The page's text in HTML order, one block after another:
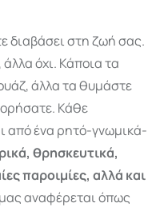
διαβάσει στη ζωή σας.
όχι. Κάποια τα
άλλα τα θυμάστε
Κάθε
από ένα ρητό-γνωμικά-
θρησκευτικά,
παροιμίες, αλλά και
αναφέρεται όπως